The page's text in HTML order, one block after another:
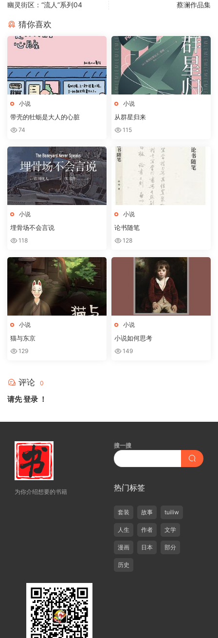
幽灵街区：“流人”系列04 蔡澜作品集
猜你喜欢
小说
带壳的牡蛎是大人的心脏
74
小说
从群星归来
115
小说
埋骨场不会言说
118
小说
论书随笔
128
小说
猫与东京
129
小说
小说如何思考
149
评论 0
请先登录 ！
为你介绍想要的书籍
搜一搜
热门标签
套装 故事 tuiliw
人生 作者 文学
漫画 日本 部分
历史